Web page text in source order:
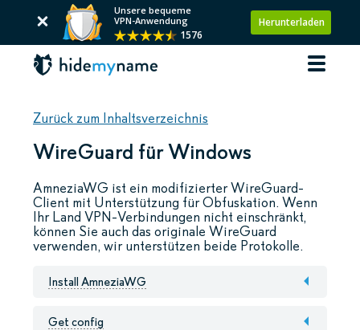
Unsere bequeme
VPN-Anwendung
1576
Herunterladen
Zurück zum Inhaltsverzeichnis
WireGuard für Windows
AmneziaWG ist ein modifizierter WireGuard-
Client mit Unterstützung für Obfuskation. Wenn
Ihr Land VPN-Verbindungen nicht einschränkt,
können Sie auch das originale WireGuard
verwenden, wir unterstützen beide Protokolle.
Install AmneziaWG
Get config